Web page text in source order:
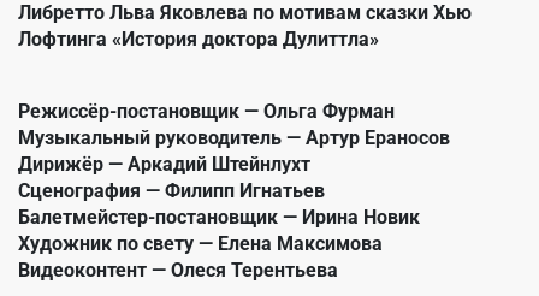
Либретто Льва Яковлева по мотивам сказки Хью
Лофтинга «История доктора Дулиттла»
Режиссёр-постановщик — Ольга Фурман
Музыкальный руководитель — Артур Ераносов
Дирижёр — Аркадий Штейнлухт
Сценография — Филипп Игнатьев
Балетмейстер-постановщик — Ирина Новик
Художник по свету — Елена Максимова
Видеоконтент — Олеся Терентьева